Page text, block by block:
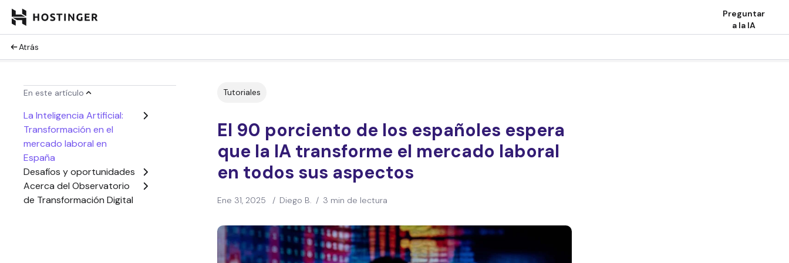
Preguntar
a la IA
Atrás
En este artículo
La Inteligencia Artificial:
Transformación en el
mercado laboral en
España
Desafíos y oportunidades
Acerca del Observatorio
de Transformación Digital
Tutoriales
El 90 porciento de los españoles espera
que la IA transforme el mercado laboral
en todos sus aspectos
Ene 31, 2025 / Diego B. / 3 min de lectura